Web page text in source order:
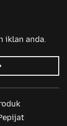
iklan anda.